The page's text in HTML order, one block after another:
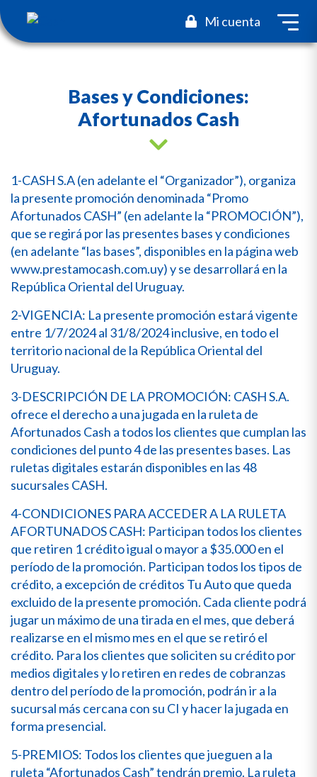
Mi cuenta
Bases y Condiciones:
Afortunados Cash
1-CASH S.A (en adelante el “Organizador”), organiza
la presente promoción denominada “Promo
Afortunados CASH” (en adelante la “PROMOCIÓN”),
que se regirá por las presentes bases y condiciones
(en adelante “las bases”, disponibles en la página web
www.prestamocash.com.uy) y se desarrollará en la
República Oriental del Uruguay.
2-VIGENCIA: La presente promoción estará vigente
entre 1/7/2024 al 31/8/2024 inclusive, en todo el
territorio nacional de la República Oriental del
Uruguay.
3-DESCRIPCIÓN DE LA PROMOCIÓN: CASH S.A.
ofrece el derecho a una jugada en la ruleta de
Afortunados Cash a todos los clientes que cumplan las
condiciones del punto 4 de las presentes bases. Las
ruletas digitales estarán disponibles en las 48
sucursales CASH.
4-CONDICIONES PARA ACCEDER A LA RULETA
AFORTUNADOS CASH: Participan todos los clientes
que retiren 1 crédito igual o mayor a $35.000 en el
período de la promoción. Participan todos los tipos de
crédito, a excepción de créditos Tu Auto que queda
excluido de la presente promoción. Cada cliente podrá
jugar un máximo de una tirada en el mes, que deberá
realizarse en el mismo mes en el que se retiró el
crédito. Para los clientes que soliciten su crédito por
medios digitales y lo retiren en redes de cobranzas
dentro del período de la promoción, podrán ir a la
sucursal más cercana con su CI y hacer la jugada en
forma presencial.
5-PREMIOS: Todos los clientes que jueguen a la
ruleta “Afortunados Cash” tendrán premio. La ruleta